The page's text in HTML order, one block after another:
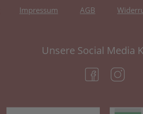
Impressum AGB
Unsere Social Media
(öffnet in